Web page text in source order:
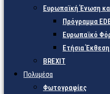
Ευρωπαϊκή Ένωση
Πρόγραμμα
Ευρωπαϊκό
Ετήσια Έκθεση
BREXIT
Πολυμέσα
Φωτογραφίες